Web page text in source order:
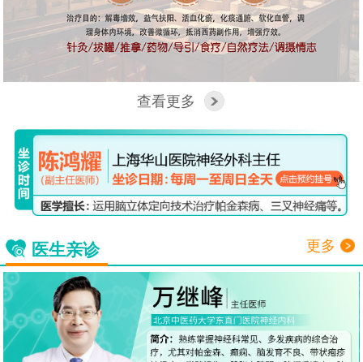
查看更多
医生亲诊 更多